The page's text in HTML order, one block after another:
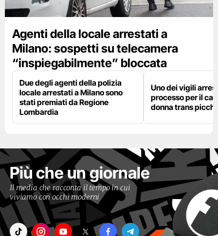
Agenti della locale arrestati a
Milano: sospetti su telecamera
“inspiegabilmente” bloccata
Due degli agenti della polizia
locale arrestati a Milano sono
stati premiati da Regione
Lombardia
Uno dei vigili
processo per il
donna trans
Più che un giornale
Il media che racconta il tempo in cui
viviamo con occhi moderni